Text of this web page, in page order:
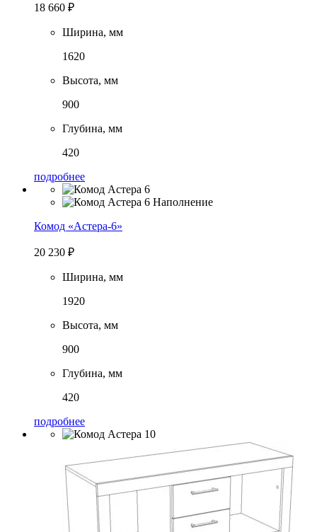
18 660 ₽
Ширина, мм
1620
Высота, мм
900
Глубина, мм
420
подробнее
Комод «Астера-6»
20 230 ₽
Ширина, мм
1920
Высота, мм
900
Глубина, мм
420
подробнее